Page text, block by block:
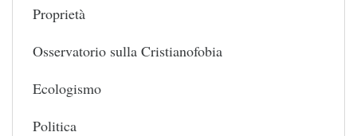
Proprietà
Osservatorio sulla Cristianofobia
Ecologismo
Politica